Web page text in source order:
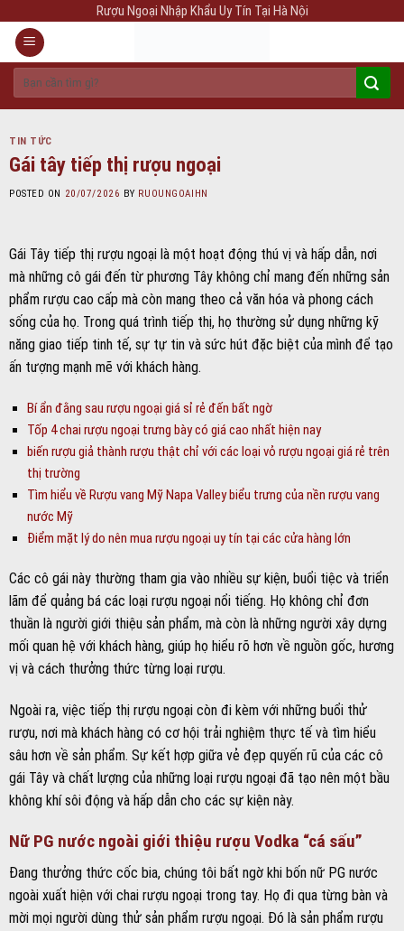
content
Rượu Ngoại Nhập Khẩu Uy Tín Tại Hà Nội
kiếm:
TIN TỨC
Gái tây tiếp thị rượu ngoại
POSTED ON 20/07/2026 BY RUOUNGOAIHN
Gái Tây tiếp thị rượu ngoại là một hoạt động thú vị và hấp dẫn, nơi
mà những cô gái đến từ phương Tây không chỉ mang đến những sản
phẩm rượu cao cấp mà còn mang theo cả văn hóa và phong cách
sống của họ. Trong quá trình tiếp thị, họ thường sử dụng những kỹ
năng giao tiếp tinh tế, sự tự tin và sức hút đặc biệt của mình để tạo
ấn tượng mạnh mẽ với khách hàng.
Bí ẩn đằng sau rượu ngoại giá sỉ rẻ đến bất ngờ
Tốp 4 chai rượu ngoại trưng bày có giá cao nhất hiện nay
biến rượu giả thành rượu thật chỉ với các loại vỏ rượu ngoại giá rẻ trên
thị trường
Tìm hiểu về Rượu vang Mỹ Napa Valley biểu trưng của nền rượu vang
nước Mỹ
Điểm mặt lý do nên mua rượu ngoại uy tín tại các cửa hàng lớn
Các cô gái này thường tham gia vào nhiều sự kiện, buổi tiệc và triển
lãm để quảng bá các loại rượu ngoại nổi tiếng. Họ không chỉ đơn
thuần là người giới thiệu sản phẩm, mà còn là những người xây dựng
mối quan hệ với khách hàng, giúp họ hiểu rõ hơn về nguồn gốc, hương
vị và cách thưởng thức từng loại rượu.
Ngoài ra, việc tiếp thị rượu ngoại còn đi kèm với những buổi thử
rượu, nơi mà khách hàng có cơ hội trải nghiệm thực tế và tìm hiểu
sâu hơn về sản phẩm. Sự kết hợp giữa vẻ đẹp quyến rũ của các cô
gái Tây và chất lượng của những loại rượu ngoại đã tạo nên một bầu
không khí sôi động và hấp dẫn cho các sự kiện này.
Nữ PG nước ngoài giới thiệu rượu Vodka “cá sấu”
Đang thưởng thức cốc bia, chúng tôi bất ngờ khi bốn nữ PG nước
ngoài xuất hiện với chai rượu ngoại trong tay. Họ đi qua từng bàn và
mời mọi người dùng thử sản phẩm rượu ngoại. Đó là sản phẩm rượu